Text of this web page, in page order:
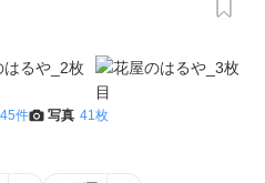
45件 写真 41枚